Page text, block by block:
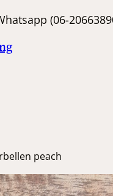
Whatsapp (06-
peach